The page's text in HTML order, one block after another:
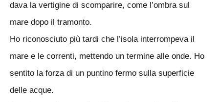
dava la vertigine di scomparire, come l’ombra sul
mare dopo il tramonto.
Ho riconosciuto più tardi che l’isola interrompeva il
mare e le correnti, mettendo un termine alle onde. Ho
sentito la forza di un puntino fermo sulla superficie
delle acque.